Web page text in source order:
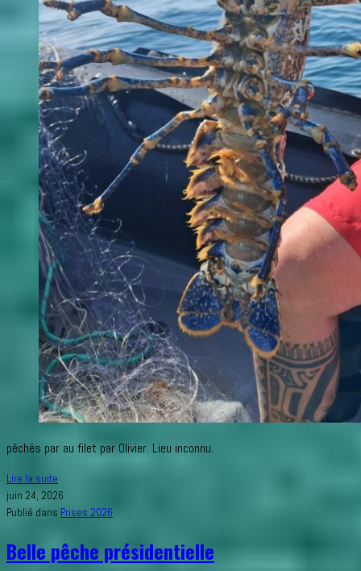
pêchés par au filet par Olivier. Lieu inconnu.
Lire la suite
doublé
homard
araignée
mâle
juin 24, 2026
Publié dans Prises 2026
Belle pêche présidentielle